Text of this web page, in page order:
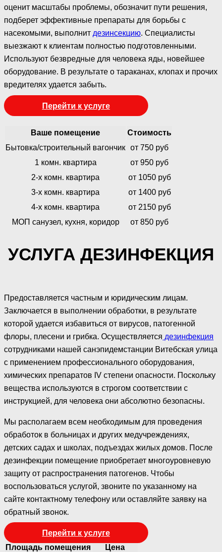
оценит масштабы проблемы, обозначит пути решения,
подберет эффективные препараты для борьбы с
насекомыми, выполнит дезинсекцию. Специалисты
выезжают к клиентам полностью подготовленными.
Используют безвредные для человека яды, новейшее
оборудование. В результате о тараканах, клопах и прочих
вредителях удается забыть.
Перейти к услуге
Ваше помещение
Стоимость
Бытовка/строительный вагончик от 750 руб
1 комн. квартира
от 950 руб
2-х комн. квартира
от 1050 руб
3-х комн. квартира
от 1400 руб
4-х комн. квартира
от 2150 руб
МОП санузел, кухня, коридор
от 850 руб
УСЛУГА ДЕЗИНФЕКЦИЯ
Предоставляется частным и юридическим лицам.
Заключается в выполнении обработки, в результате
которой удается избавиться от вирусов, патогенной
флоры, плесени и грибка. Осуществляется дезинфекция
сотрудниками нашей санэпидемстанции Витебская улица
с применением профессионального оборудования,
химических препаратов IV степени опасности. Поскольку
вещества используются в строгом соответствии с
инструкцией, для человека они абсолютно безопасны.
Мы располагаем всем необходимым для проведения
обработок в больницах и других медучреждениях,
детских садах и школах, подъездах жилых домов. После
дезинфекции помещение приобретает многоуровневую
защиту от распространения патогенов. Чтобы
воспользоваться услугой, звоните по указанному на
сайте контактному телефону или оставляйте заявку на
обратный звонок.
Перейти к услуге
Площадь помещения
Цена